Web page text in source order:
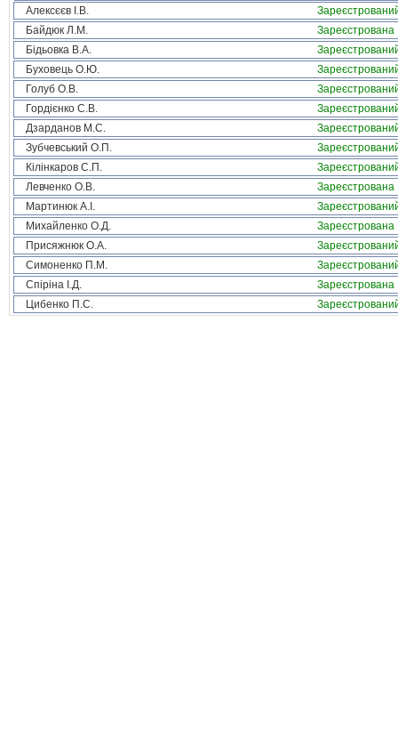
Алексєєв І.В.
Байдюк Л.М.
Зареєстрована
Бідьовка В.А.
Буховець О.Ю.
Голуб О.В.
Гордієнко С.В.
Дзарданов М.С.
Зубчевський О.П.
Кілінкаров С.П.
Левченко О.В.
Зареєстрована
Мартинюк А.І.
Михайленко О.Д.
Зареєстрована
Присяжнюк О.А.
Симоненко П.М.
Спіріна І.Д.
Зареєстрована
Цибенко П.С.